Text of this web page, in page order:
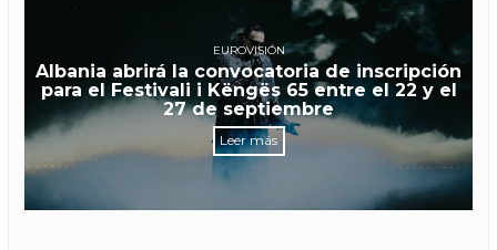
EUROVISIÓN
Albania abrirá la convocatoria de inscripción
para el Festivali i Këngës 65 entre el 22 y el
27 de septiembre
Leer más